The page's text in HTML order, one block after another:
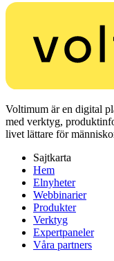
Voltimum är en digital
med verktyg,
livet lättare för
Sajtkarta
Hem
Elnyheter
Webbinarier
Produkter
Verktyg
Expertpaneler
Våra partners